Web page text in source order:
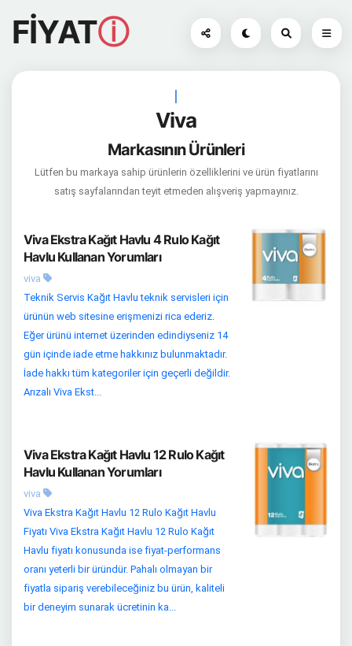
FİYATⓘ
|
Viva
Markasının Ürünleri
Lütfen bu markaya sahip ürünlerin özelliklerini ve ürün fiyatlarını
satış sayfalarından teyit etmeden alışveriş yapmayınız.
Viva Ekstra Kağıt Havlu 4 Rulo Kağıt
Havlu Kullanan Yorumları
viva
Teknik Servis Kağıt Havlu teknik servisleri için
ürünün web sitesine erişmenizi rica ederiz.
Eğer ürünü internet üzerinden edindiyseniz 14
gün içinde iade etme hakkınız bulunmaktadır.
İade hakkı tüm kategoriler için geçerli değildir.
Arızalı Viva Ekst...
Viva Ekstra Kağıt Havlu 12 Rulo Kağıt
Havlu Kullanan Yorumları
viva
Viva Ekstra Kağıt Havlu 12 Rulo Kağıt Havlu
Fiyatı Viva Ekstra Kağıt Havlu 12 Rulo Kağıt
Havlu fiyatı konusunda ise fiyat-performans
oranı yeterli bir üründür. Pahalı olmayan bir
fiyatla sipariş verebileceğiniz bu ürün, kaliteli
bir deneyim sunarak ücretinin ka...